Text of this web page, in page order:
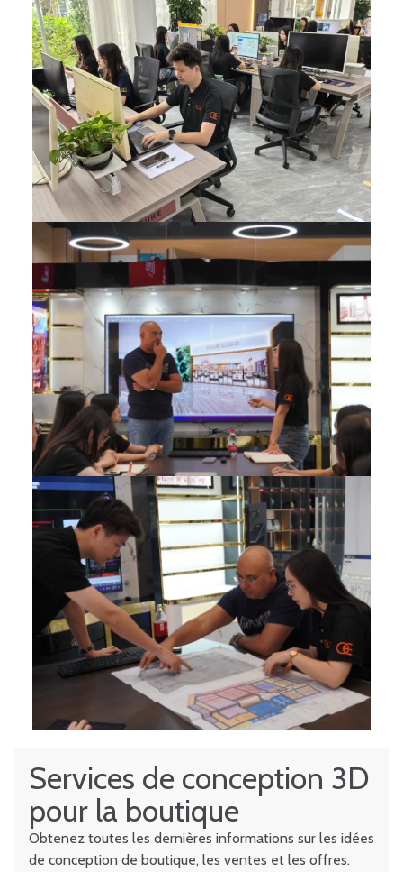
Services de conception 3D
pour la boutique
Obtenez toutes les dernières informations sur les idées
de conception de boutique, les ventes et les offres.